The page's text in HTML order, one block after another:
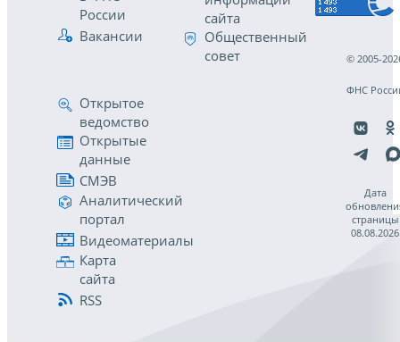
России
Вакансии
сайта
Общественный
совет
Открытое
ведомство
Открытые
данные
СМЭВ
Аналитический
портал
Видеоматериалы
Карта
сайта
RSS
© 2005-
ФНС
Дата
страницы
08.08.2026